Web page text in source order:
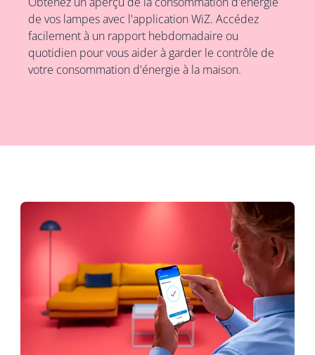
de vos lampes avec l'application WiZ. Accédez
facilement à un rapport hebdomadaire ou
quotidien pour vous aider à garder le contrôle de
votre consommation d'énergie à la maison.